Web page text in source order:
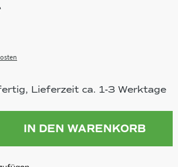
Lieferzeit ca. 1-3 Werktage
Gib den
IN DEN WARENKORB